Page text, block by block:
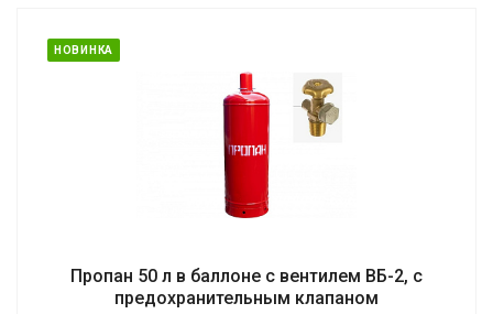
НОВИНКА
Пропан 50 л в баллоне с вентилем ВБ-2, с
предохранительным клапаном